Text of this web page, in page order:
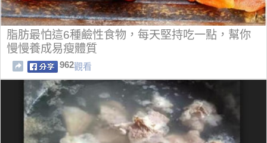
脂肪最怕這6種鹼性食物，每天堅持吃一點，幫你
慢慢養成易瘦體質
962觀看